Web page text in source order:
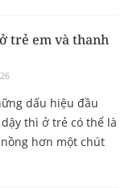
trẻ em và thanh
dấu hiệu đầu
thì ở trẻ có thể là
hơn một chút